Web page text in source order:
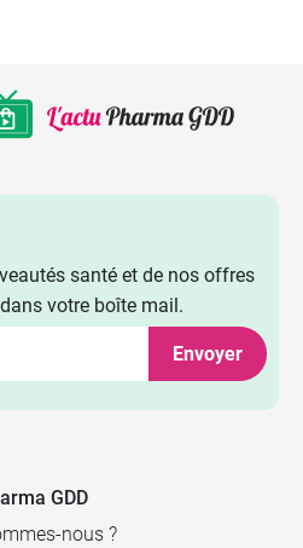
santé et de nos offres
votre boîte mail.
Envoyer
GDD
nous ?